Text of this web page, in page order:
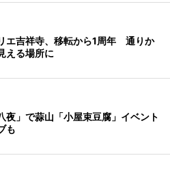
エ吉祥寺、移転から1周年 通りか
える場所に
夜」で蒜山「小屋束豆腐」イベント
も